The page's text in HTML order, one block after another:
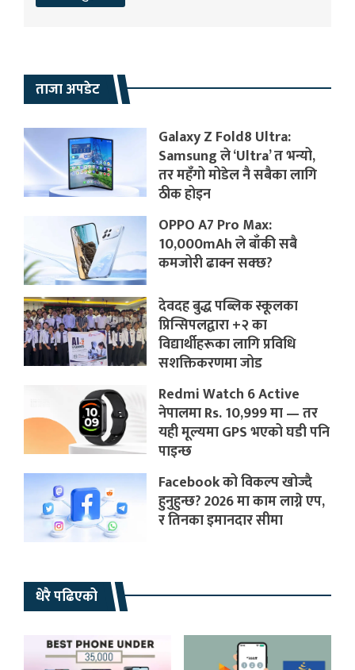
ताजा अपडेट
Galaxy Z Fold8 Ultra:
Samsung ले ‘Ultra’ त भन्यो,
तर महँगो मोडेल नै सबैका लागि
ठीक होइन
OPPO A7 Pro Max:
10,000mAh ले बाँकी सबै
कमजोरी ढाक्न सक्छ?
देवदह बुद्ध पब्लिक स्कूलका
प्रिन्सिपलद्वारा +२ का
विद्यार्थीहरूका लागि प्रविधि
सशक्तिकरणमा जोड
Redmi Watch 6 Active
नेपालमा Rs. 10,999 मा — तर
यही मूल्यमा GPS भएको घडी पनि
पाइन्छ
Facebook को विकल्प खोज्दै
हुनुहुन्छ? 2026 मा काम लाग्ने एप,
र तिनका इमानदार सीमा
धेरै पढिएको